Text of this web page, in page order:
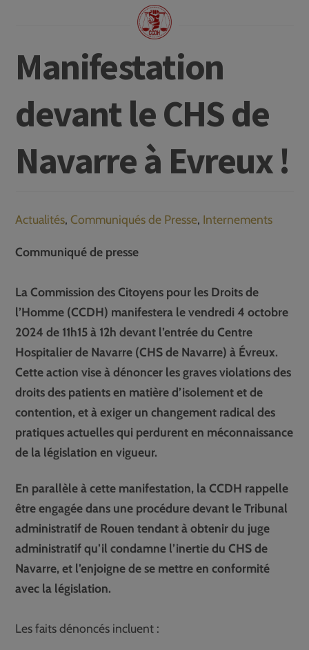
Manifestation
devant le CHS de
Navarre à Evreux !
Actualités, Communiqués de Presse, Internements
Communiqué de presse
La Commission des Citoyens pour les Droits de
l’Homme (CCDH) manifestera le vendredi 4 octobre
2024 de 11h15 à 12h devant l’entrée du Centre
Hospitalier de Navarre (CHS de Navarre) à Évreux.
Cette action vise à dénoncer les graves violations des
droits des patients en matière d’isolement et de
contention, et à exiger un changement radical des
pratiques actuelles qui perdurent en méconnaissance
de la législation en vigueur.
En parallèle à cette manifestation, la CCDH rappelle
être engagée dans une procédure devant le Tribunal
administratif de Rouen tendant à obtenir du juge
administratif qu’il condamne l’inertie du CHS de
Navarre, et l’enjoigne de se mettre en conformité
avec la législation.
Les faits dénoncés incluent :